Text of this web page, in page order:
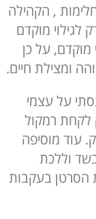
, הקהילה
מוקדם
בגילוי מוקדם, על כן
ומצילת חיים.
על עצמי
לקחת רמקול
עוד מוסיפה
וללכת
הסרטן בעקבות